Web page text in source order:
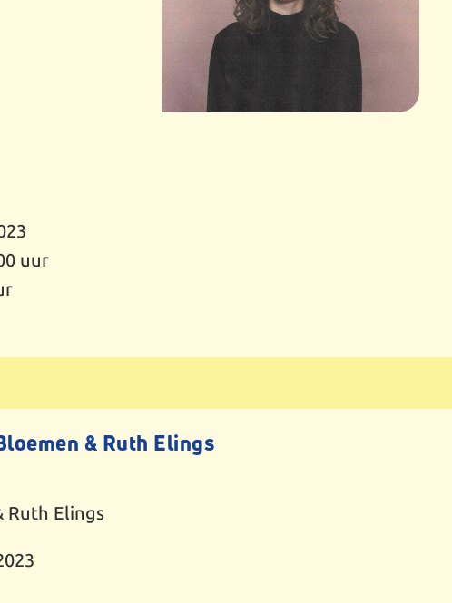
uur
& Ruth Elings
Ruth Elings